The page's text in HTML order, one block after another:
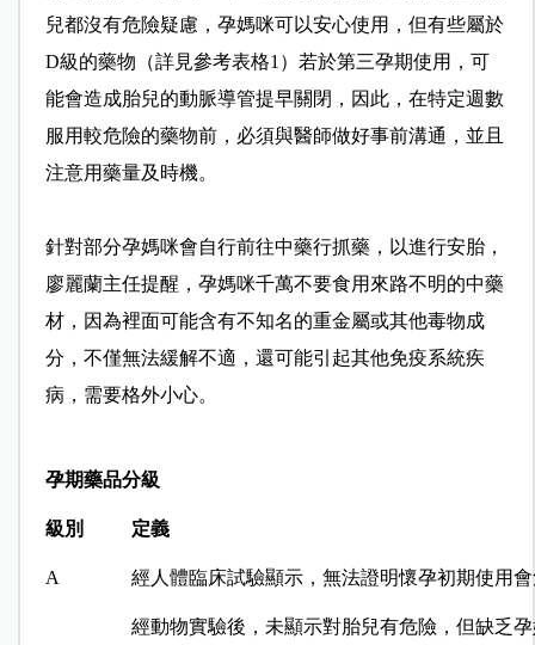
兒都沒有危險疑慮，孕媽咪可以安心使用，但有些屬於
D級的藥物（詳見參考表格1）若於第三孕期使用，可
能會造成胎兒的動脈導管提早關閉，因此，在特定週數
服用較危險的藥物前，必須與醫師做好事前溝通，並且
注意用藥量及時機。
針對部分孕媽咪會自行前往中藥行抓藥，以進行安胎，
廖麗蘭主任提醒，孕媽咪千萬不要食用來路不明的中藥
材，因為裡面可能含有不知名的重金屬或其他毒物成
分，不僅無法緩解不適，還可能引起其他免疫系統疾
病，需要格外小心。
孕期藥品分級
級別 定義
A 經人體臨床試驗顯示，無法證明懷孕初期使用
經動物實驗後，未顯示對胎兒有危險，但缺乏